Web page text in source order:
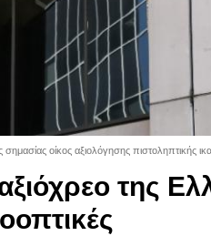
οίκος αξιολόγησης πιστοληπτικής
της